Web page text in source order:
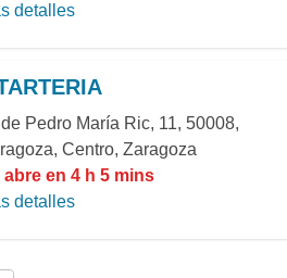
detalles
Pedro María Ric, 11, 50008,
Centro, Zaragoza
abre en 4 h 5 mins
detalles